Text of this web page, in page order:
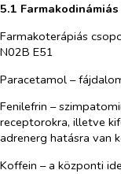
5.1
Farmakoterápiás
N02B E51
Paracetamol –
Fenilefrin –
receptorokra, illetve
adrenerg hatásra van
Koffein – a központi